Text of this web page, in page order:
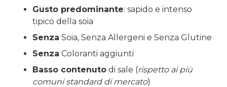
Gusto predominante: sapido e intenso
tipico della soia
Senza Soia, Senza Allergeni e Senza Glutine
Senza Coloranti aggiunti
Basso contenuto di sale (rispetto ai più
comuni standard di mercato)